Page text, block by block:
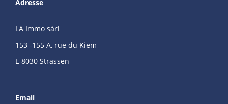
Adresse
LA Immo sàrl
153 -155 A, rue du Kiem
L-8030 Strassen
Email